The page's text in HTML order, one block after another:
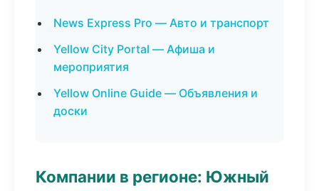
News Express Pro — Авто и транспорт
Yellow City Portal — Афиша и
мероприятия
Yellow Online Guide — Объявления и
доски
Компании в регионе: Южный